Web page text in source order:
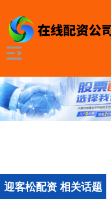
迎客松配资 相关话题